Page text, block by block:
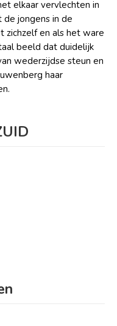
elkaar vervlechten in
jongens in de
zichzelf en als het ware
beeld dat duidelijk
wederzijdse steun en
haar